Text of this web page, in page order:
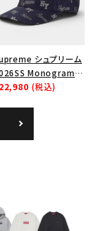
シュプリーム
Monogram
Cap モノグラ
(税込)